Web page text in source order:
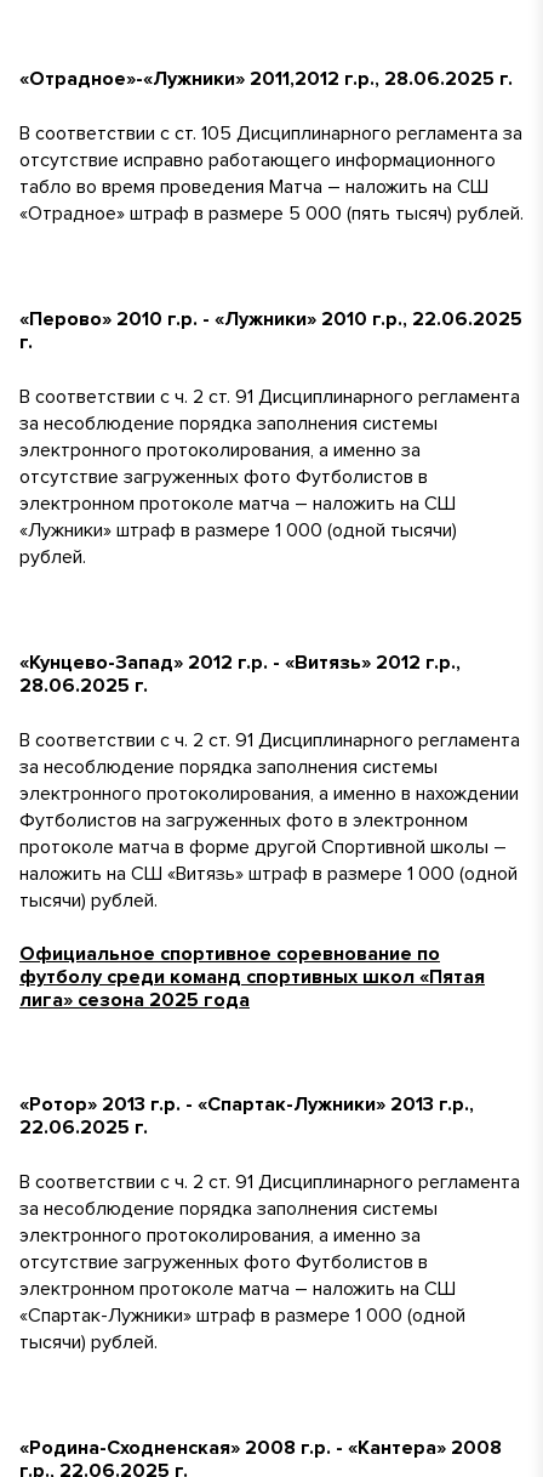
«Отрадное»-«Лужники» 2011,2012 г.р., 28.06.2025 г.
В соответствии с ст. 105 Дисциплинарного регламента за
отсутствие исправно работающего информационного
табло во время проведения Матча – наложить на СШ
«Отрадное» штраф в размере 5 000 (пять тысяч) рублей.
«Перово» 2010 г.р. - «Лужники» 2010 г.р., 22.06.2025
г.
В соответствии с ч. 2 ст. 91 Дисциплинарного регламента
за несоблюдение порядка заполнения системы
электронного протоколирования, а именно за
отсутствие загруженных фото Футболистов в
электронном протоколе матча – наложить на СШ
«Лужники» штраф в размере 1 000 (одной тысячи)
рублей.
«Кунцево-Запад» 2012 г.р. - «Витязь» 2012 г.р.,
28.06.2025 г.
В соответствии с ч. 2 ст. 91 Дисциплинарного регламента
за несоблюдение порядка заполнения системы
электронного протоколирования, а именно в нахождении
Футболистов на загруженных фото в электронном
протоколе матча в форме другой Спортивной школы –
наложить на СШ «Витязь» штраф в размере 1 000 (одной
тысячи) рублей.
Официальное спортивное соревнование по
футболу среди команд спортивных школ «Пятая
лига» сезона 2025 года
«Ротор» 2013 г.р. - «Спартак-Лужники» 2013 г.р.,
22.06.2025 г.
В соответствии с ч. 2 ст. 91 Дисциплинарного регламента
за несоблюдение порядка заполнения системы
электронного протоколирования, а именно за
отсутствие загруженных фото Футболистов в
электронном протоколе матча – наложить на СШ
«Спартак-Лужники» штраф в размере 1 000 (одной
тысячи) рублей.
«Родина-Сходненская» 2008 г.р. - «Кантера» 2008
г.р., 22.06.2025 г.